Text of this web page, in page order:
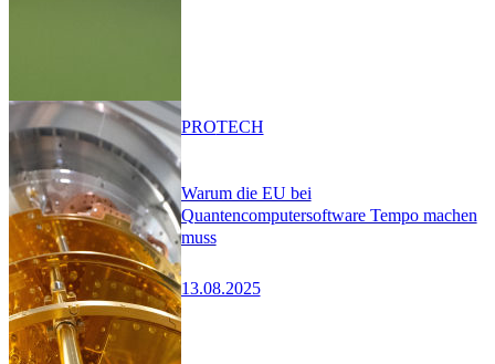
Warum die EU bei
Quantencomputersoftware Tempo machen
muss
13.08.2025
PROTECH